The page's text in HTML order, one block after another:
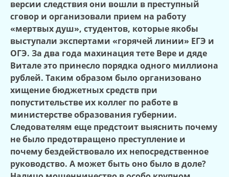
версии следствия они вошли в преступный
сговор и организовали прием на работу
«мертвых душ», студентов, которые якобы
выступали экспертами «горячей линии» ЕГЭ и
ОГЭ. За два года махинация тете Вере и дяде
Витале это принесло порядка одного миллиона
рублей. Таким образом было организовано
хищение бюджетных средств при
попустительстве их коллег по работе в
министерстве образования губернии.
Следователям еще предстоит выяснить почему
не было предотвращено преступление и
почему бездействовало их непосредственное
руководство. А может быть оно было в доле?